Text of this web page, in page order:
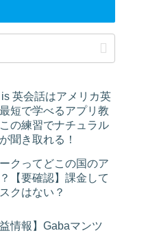
英会話はアメリカ英
短で学べるアプリ教
の練習でナチュラル
聞き取れる！
クってどこの国のア
【要確認】課金して
クはない？
益情報】Gabaマンツ